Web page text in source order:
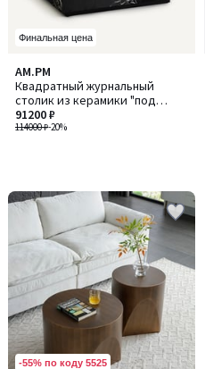
Финальная цена
AM.PM
Квадратный журнальный
столик из керамики "под
мрамор", ALCANA / АЛКАНА
114000 ₽-20%
91200 ₽
-55% по коду 5525